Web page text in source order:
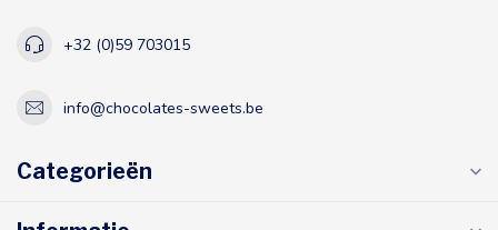
+32 (0)59 703015
info@chocolates-sweets.be
Categorieën